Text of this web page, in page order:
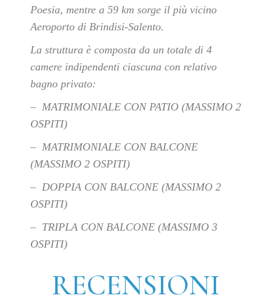
Poesia, mentre a 59 km sorge il più vicino
Aeroporto di Brindisi-Salento.
La struttura è composta da un totale di 4
camere indipendenti ciascuna con relativo
bagno privato:
– MATRIMONIALE CON PATIO (MASSIMO 2
OSPITI)
– MATRIMONIALE CON BALCONE
(MASSIMO 2 OSPITI)
– DOPPIA CON BALCONE (MASSIMO 2
OSPITI)
– TRIPLA CON BALCONE (MASSIMO 3
OSPITI)
RECENSIONI